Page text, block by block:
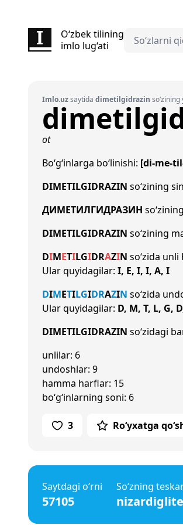
O‘zbek tilining
imlo lug‘ati
Imlo.uzsaytida dimetilgidrazin
ot
Bo‘g‘inlarga bo‘linishi: [di-me-
DIMETILGIDRAZIN so‘zining
ДИМЕТИЛГИДРАЗИН
DIMETILGIDRAZIN so‘zining
DIMETILGIDRAZIN so‘zida
Ular quyidagilar: I, E, I, I, A, I
DIMETILGIDRAZIN so‘zida
Ular quyidagilar: D, M, T, L, G,
DIMETILGIDRAZIN so‘zidagi
unlilar: 6
undoshlar: 9
hamma harflar: 15
bo‘g‘inlarning soni: 6
3 Ro‘yxatga
Saytdagi o‘rni
57105
So‘zning